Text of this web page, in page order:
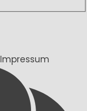
Impressum